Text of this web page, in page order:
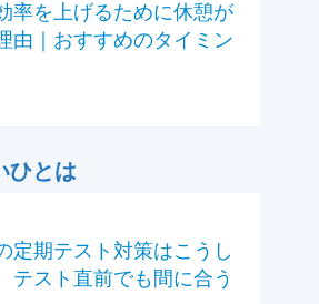
率を上げるために休憩が
由｜おすすめのタイミン
ひとは
定期テスト対策はこうし
スト直前でも間に合う